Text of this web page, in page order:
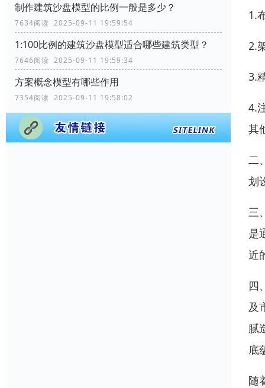
制作建筑沙盘模型的比例一般是多少？
7634阅读 2025-09-11 19:59:54
1:100比例的建筑沙盘模型适合哪些建筑类型？
7646阅读 2025-09-11 19:59:34
方案概念模型有哪些作用
7354阅读 2025-09-11 19:58:02
1.
2.
3.
4.
其
二
划
三
是
近
四
及
腻
底
随